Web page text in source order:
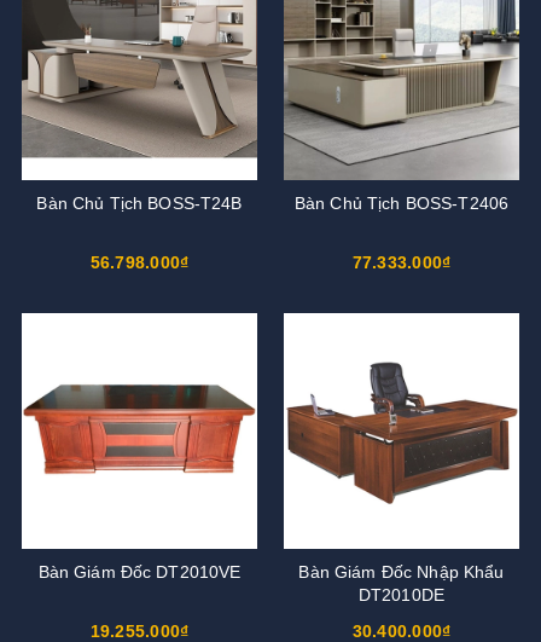
Bàn Chủ Tịch BOSS-T24B
56.798.000₫
Bàn Chủ Tịch BOSS-T2406
77.333.000₫
Bàn Giám Đốc DT2010VE
19.255.000₫
Bàn Giám Đốc Nhập Khẩu
DT2010DE
30.400.000₫